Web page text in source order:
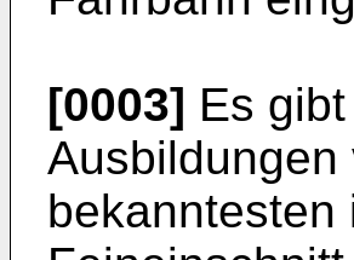
[0003] Es
Ausbildungen
bekanntesten